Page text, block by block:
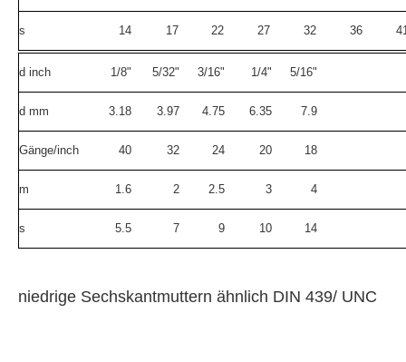
s 14 17 22 27 32 36
d inch 1/8" 5/32" 3/16" 1/4" 5/16"
d mm 3.18 3.97 4.75 6.35 7.9
Gänge/inch 40 32 24 20 18
m 1.6 2 2.5 3 4
s 5.5 7 9 10 14
niedrige Sechskantmuttern ähnlich DIN 439/ UNC